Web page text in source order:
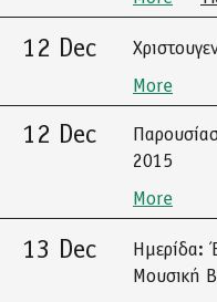
12 Dec
More
12 Dec
2015
More
13 Dec
Ημερίδα:
Μουσική